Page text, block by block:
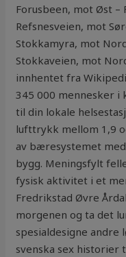
Forusbeen, mot Øst –
Refsnesveien, mot
Stokkamyra, mot
Stokkaveien, mot
innhentet fra
345 000 mennesker i
til din lokale
lufttrykk mellom 1,9
av bæresystemet
bygg. Meningsfylt
fysisk aktivitet i et
Fredrikstad Øvre
morgenen og ta det
spesialdesigne andre
svenska sex historier